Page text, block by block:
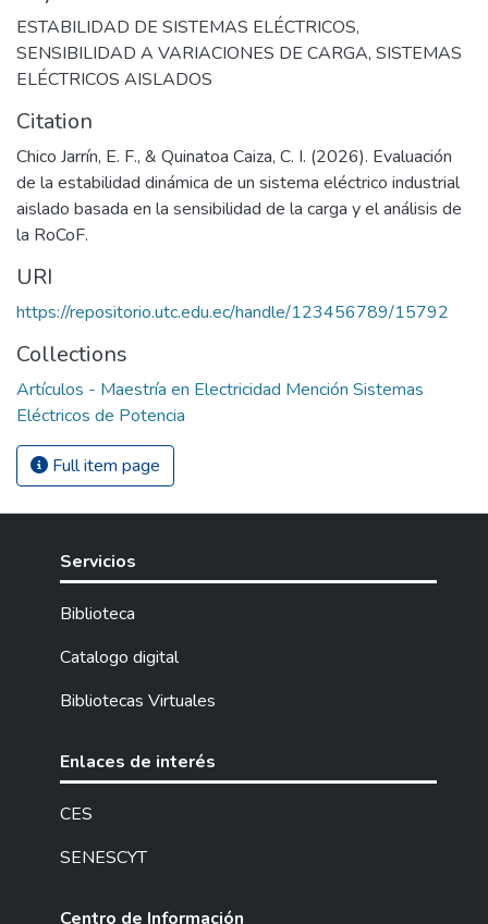
ESTABILIDAD DE SISTEMAS ELÉCTRICOS,
SENSIBILIDAD A VARIACIONES DE CARGA, SISTEMAS
ELÉCTRICOS AISLADOS
Citation
Chico Jarrín, E. F., & Quinatoa Caiza, C. I. (2026). Evaluación
de la estabilidad dinámica de un sistema eléctrico industrial
aislado basada en la sensibilidad de la carga y el análisis de
la RoCoF.
URI
https://repositorio.utc.edu.ec/handle/123456789/15792
Collections
Artículos - Maestría en Electricidad Mención Sistemas
Eléctricos de Potencia
Full item page
Servicios
Biblioteca
Catalogo digital
Bibliotecas Virtuales
Enlaces de interés
CES
SENESCYT
Centro de Información